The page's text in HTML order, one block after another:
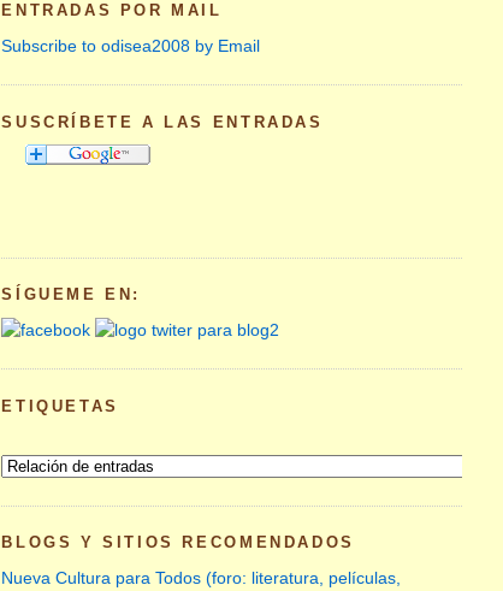
ENTRADAS POR MAIL
Subscribe to odisea2008 by Email
SUSCRÍBETE A LAS ENTRADAS
SÍGUEME EN:
ETIQUETAS
BLOGS Y SITIOS RECOMENDADOS
Nueva Cultura para Todos (foro: literatura, películas,